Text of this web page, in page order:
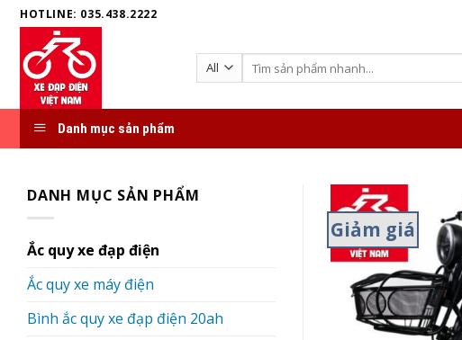
Skip
content
HOTLINE: 035.438.2222
Search
for:
Danh mục sản phẩm
DANH MỤC SẢN PHẨM
Ắc quy xe đạp điện
Ắc quy xe máy điện
Bình ắc quy xe đạp điện 20ah
Giảm giá